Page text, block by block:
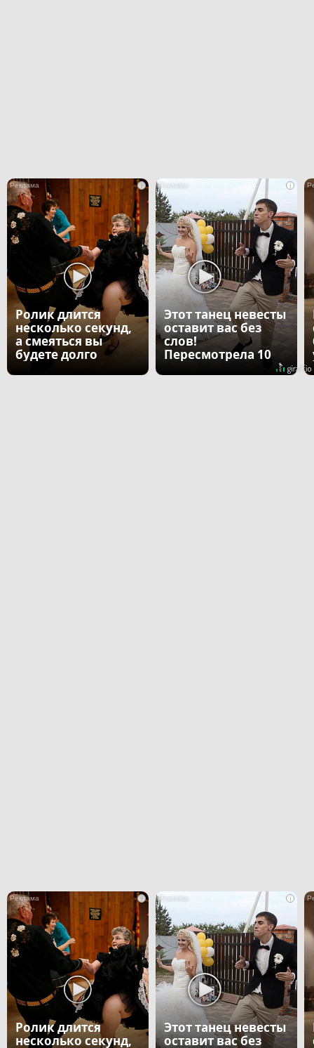
i
Ролик длится
несколько секунд,
а смеяться вы
будете долго
i
Этот танец невесты
оставит вас без
слов!
Пересмотрела 10
i
Ролик длится
несколько секунд,
i
Этот танец невесты
оставит вас без